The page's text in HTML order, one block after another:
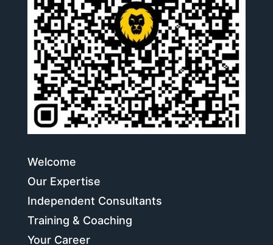
Welcome
Our Expertise
Independent Consultants
Training & Coaching
Your Career